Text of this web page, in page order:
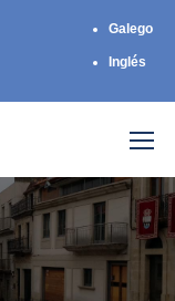
Galego
Inglés